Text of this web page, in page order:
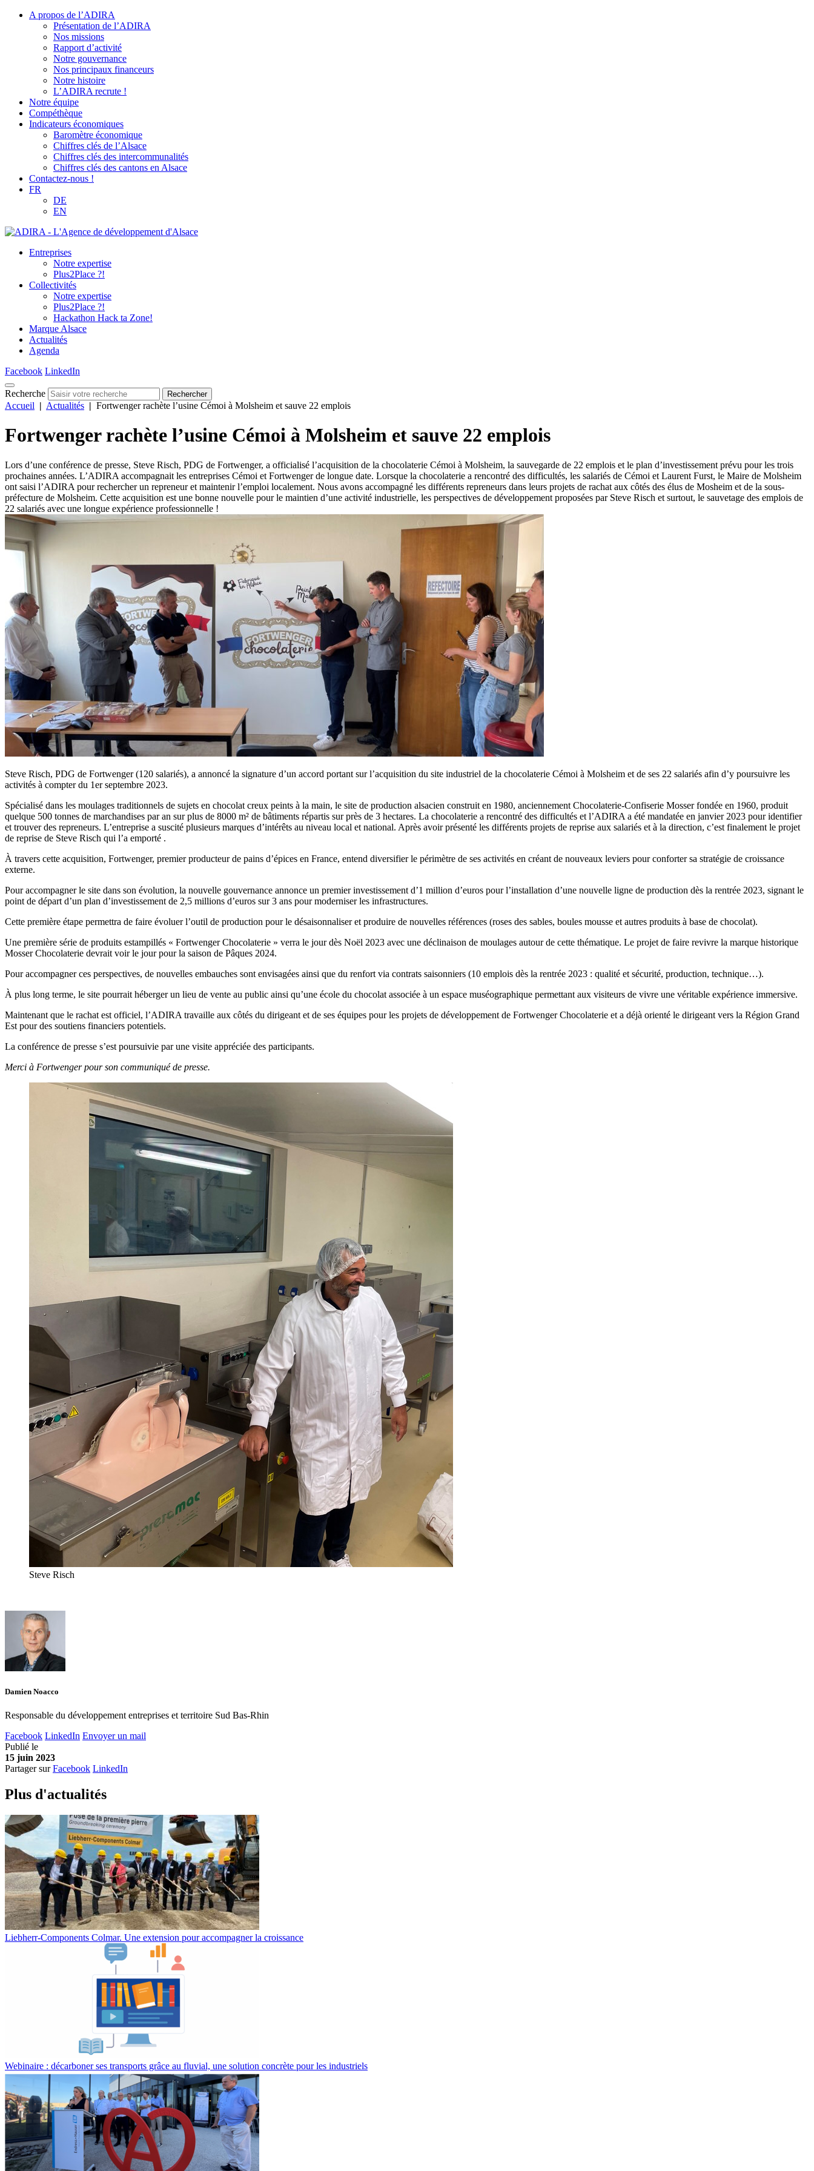
A propos de l’ADIRA
Présentation de l’ADIRA
Nos missions
Rapport d’activité
Notre gouvernance
Nos principaux financeurs
Notre histoire
L’ADIRA recrute !
Notre équipe
Compéthèque
Indicateurs économiques
Baromètre économique
Chiffres clés de l’Alsace
Chiffres clés des intercommunalités
Chiffres clés des cantons en Alsace
Contactez-nous !
FR
DE
EN
Entreprises
Notre expertise
Plus2Place ?!
Collectivités
Notre expertise
Plus2Place ?!
Hackathon Hack ta Zone!
Marque Alsace
Actualités
Agenda
Facebook LinkedIn
Recherche Rechercher
Accueil | Actualités | Fortwenger rachète l’usine Cémoi à Molsheim et sauve 22 emplois
Fortwenger rachète l’usine Cémoi à Molsheim et sauve 22 emplois
Lors d’une conférence de presse, Steve Risch, PDG de Fortwenger, a officialisé l’acquisition de la chocolaterie Cémoi à Molsheim, la sauvegarde de 22 emplois et le plan d’investissement prévu pour les trois
prochaines années. L’ADIRA accompagnait les entreprises Cémoi et Fortwenger de longue date. Lorsque la chocolaterie a rencontré des difficultés, les salariés de Cémoi et Laurent Furst, le Maire de Molsheim
ont saisi l’ADIRA pour rechercher un repreneur et maintenir l’emploi localement. Nous avons accompagné les différents repreneurs dans leurs projets de rachat aux côtés des élus de Mosheim et de la sous-
préfecture de Molsheim. Cette acquisition est une bonne nouvelle pour le maintien d’une activité industrielle, les perspectives de développement proposées par Steve Risch et surtout, le sauvetage des emplois de
22 salariés avec une longue expérience professionnelle !
Steve Risch, PDG de Fortwenger (120 salariés), a annoncé la signature d’un accord portant sur l’acquisition du site industriel de la chocolaterie Cémoi à Molsheim et de ses 22 salariés afin d’y poursuivre les
activités à compter du 1er septembre 2023.
Spécialisé dans les moulages traditionnels de sujets en chocolat creux peints à la main, le site de production alsacien construit en 1980, anciennement Chocolaterie-Confiserie Mosser fondée en 1960, produit
quelque 500 tonnes de marchandises par an sur plus de 8000 m² de bâtiments répartis sur près de 3 hectares. La chocolaterie a rencontré des difficultés et l’ADIRA a été mandatée en janvier 2023 pour identifier
et trouver des repreneurs. L’entreprise a suscité plusieurs marques d’intérêts au niveau local et national. Après avoir présenté les différents projets de reprise aux salariés et à la direction, c’est finalement le projet
de reprise de Steve Risch qui l’a emporté .
À travers cette acquisition, Fortwenger, premier producteur de pains d’épices en France, entend diversifier le périmètre de ses activités en créant de nouveaux leviers pour conforter sa stratégie de croissance
externe.
Pour accompagner le site dans son évolution, la nouvelle gouvernance annonce un premier investissement d’1 million d’euros pour l’installation d’une nouvelle ligne de production dès la rentrée 2023, signant le
point de départ d’un plan d’investissement de 2,5 millions d’euros sur 3 ans pour moderniser les infrastructures.
Cette première étape permettra de faire évoluer l’outil de production pour le désaisonnaliser et produire de nouvelles références (roses des sables, boules mousse et autres produits à base de chocolat).
Une première série de produits estampillés « Fortwenger Chocolaterie » verra le jour dès Noël 2023 avec une déclinaison de moulages autour de cette thématique. Le projet de faire revivre la marque historique
Mosser Chocolaterie devrait voir le jour pour la saison de Pâques 2024.
Pour accompagner ces perspectives, de nouvelles embauches sont envisagées ainsi que du renfort via contrats saisonniers (10 emplois dès la rentrée 2023 : qualité et sécurité, production, technique…).
À plus long terme, le site pourrait héberger un lieu de vente au public ainsi qu’une école du chocolat associée à un espace muséographique permettant aux visiteurs de vivre une véritable expérience immersive.
Maintenant que le rachat est officiel, l’ADIRA travaille aux côtés du dirigeant et de ses équipes pour les projets de développement de Fortwenger Chocolaterie et a déjà orienté le dirigeant vers la Région Grand
Est pour des soutiens financiers potentiels.
La conférence de presse s’est poursuivie par une visite appréciée des participants.
Merci à Fortwenger pour son communiqué de presse.
Steve Risch
Damien Noacco
Responsable du développement entreprises et territoire Sud Bas-Rhin
Facebook LinkedIn Envoyer un mail
Publié le
15 juin 2023
Partager sur Facebook LinkedIn
Plus d'actualités
Liebherr-Components Colmar. Une extension pour accompagner la croissance
Webinaire : décarboner ses transports grâce au fluvial, une solution concrète pour les industriels